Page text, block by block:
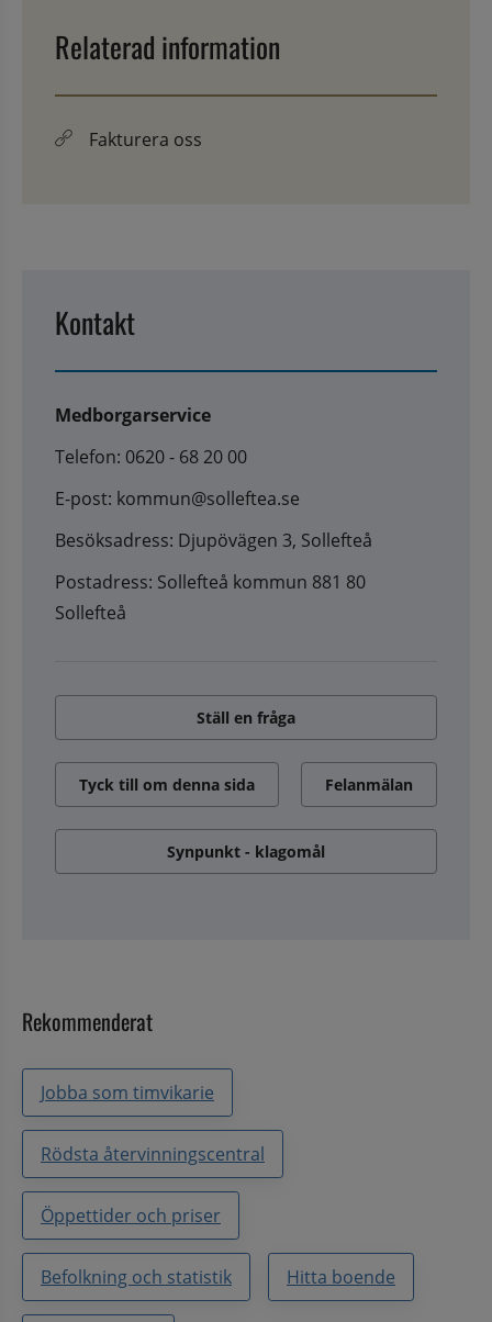
Relaterad information
Fakturera oss
Kontakt
Medborgarservice
Telefon: 0620 - 68 20 00
E-post: kommun@solleftea.se
Besöksadress: Djupövägen 3, Sollefteå
Postadress: Sollefteå kommun 881 80
Sollefteå
Ställ en fråga
Tyck till om denna sida Felanmälan
Synpunkt - klagomål
Rekommenderat
Jobba som timvikarie
Rödsta återvinningscentral
Öppettider och priser
Befolkning och statistik Hitta boende